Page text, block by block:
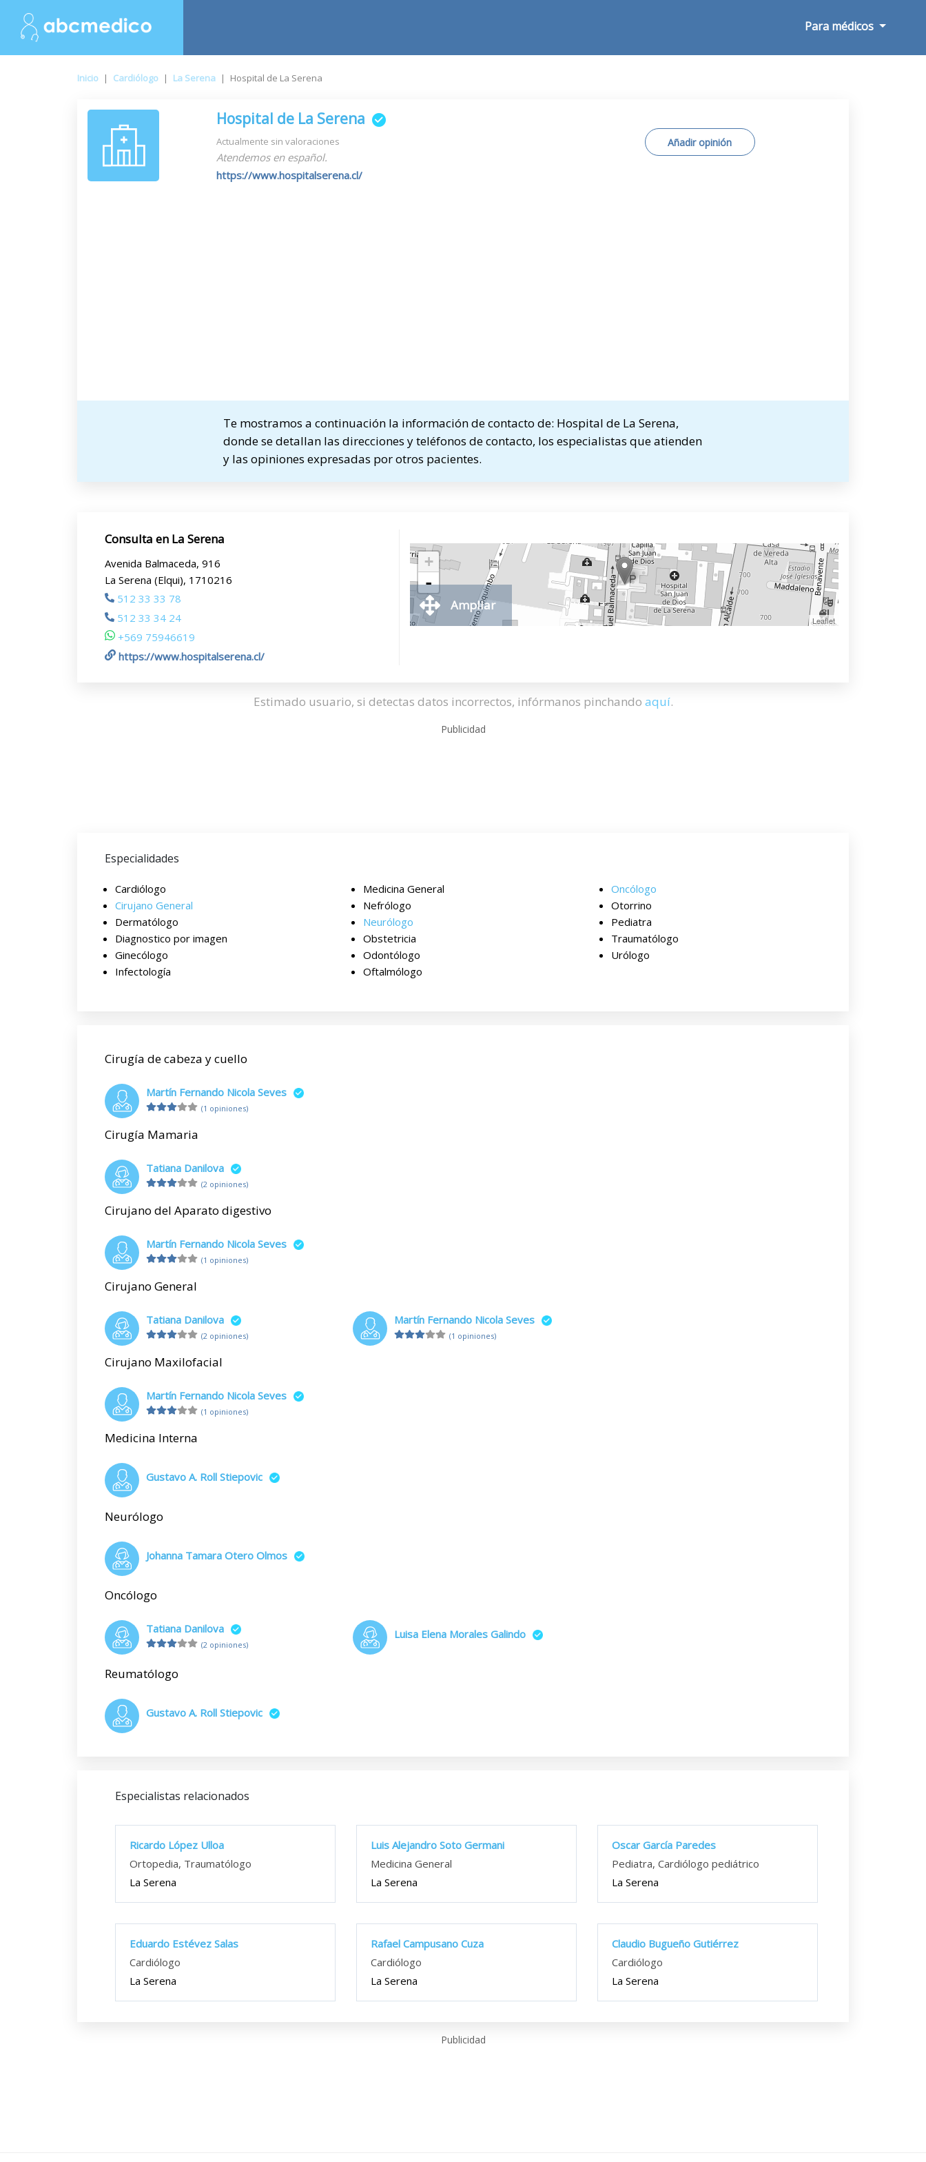
Para médicos
Inicio | Cardiólogo | La Serena | Hospital de La Serena
Hospital de La Serena
Actualmente sin valoraciones
Atendemos en español.
https://www.hospitalserena.cl/
Añadir opinión
Te mostramos a continuación la información de contacto de: Hospital de La Serena,
donde se detallan las direcciones y teléfonos de contacto, los especialistas que atienden
y las opiniones expresadas por otros pacientes.
Consulta en La Serena
Avenida Balmaceda, 916
La Serena (Elqui), 1710216
512 33 33 78
512 33 34 24
+569 75946619
https://www.hospitalserena.cl/
+
-
Leaflet
Ampliar
Estimado usuario, si detectas datos incorrectos, infórmanos pinchando aquí.
Publicidad
Especialidades
Cardiólogo
Cirujano General
Dermatólogo
Diagnostico por imagen
Ginecólogo
Infectología
Medicina General
Nefrólogo
Neurólogo
Obstetricia
Odontólogo
Oftalmólogo
Oncólogo
Otorrino
Pediatra
Traumatólogo
Urólogo
Cirugía de cabeza y cuello
Martín Fernando Nicola Seves
(1 opiniones)
Cirugía Mamaria
Tatiana Danilova
(2 opiniones)
Cirujano del Aparato digestivo
Martín Fernando Nicola Seves
(1 opiniones)
Cirujano General
Tatiana Danilova
(2 opiniones)
Martín Fernando Nicola Seves
(1 opiniones)
Cirujano Maxilofacial
Martín Fernando Nicola Seves
(1 opiniones)
Medicina Interna
Gustavo A. Roll Stiepovic
Neurólogo
Johanna Tamara Otero Olmos
Oncólogo
Tatiana Danilova
(2 opiniones)
Luisa Elena Morales Galindo
Reumatólogo
Gustavo A. Roll Stiepovic
Especialistas relacionados
Ricardo López Ulloa
Ortopedia, Traumatólogo
La Serena
Luis Alejandro Soto Germani
Medicina General
La Serena
Oscar García Paredes
Pediatra, Cardiólogo pediátrico
La Serena
Eduardo Estévez Salas
Cardiólogo
La Serena
Rafael Campusano Cuza
Cardiólogo
La Serena
Claudio Bugueño Gutiérrez
Cardiólogo
La Serena
Publicidad